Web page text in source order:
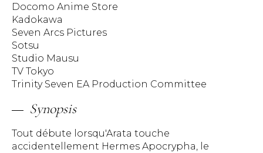
Docomo Anime Store
Kadokawa
Seven Arcs Pictures
Sotsu
Studio Mausu
TV Tokyo
Trinity Seven EA Production Committee
Synopsis
Tout débute lorsqu'Arata touche
accidentellement Hermes Apocrypha, le